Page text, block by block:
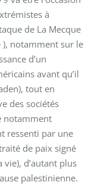
à
de La Mecque
), notamment sur le
d’un
avant qu’il
tout en
des sociétés
notamment
ressenti par une
de paix signé
vie), d’autant plus
palestinienne.